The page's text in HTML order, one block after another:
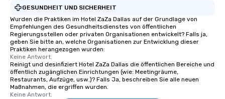
GESUNDHEIT UND SICHERHEIT
Wurden die Praktiken im Hotel ZaZa Dallas auf der Grundlage von
Empfehlungen des Gesundheitsdienstes von öffentlichen
Regierungsstellen oder privaten Organisationen entwickelt? Falls ja,
geben Sie bitte an, welche Organisationen zur Entwicklung dieser
Praktiken herangezogen wurden:
Keine Antwort.
Reinigt und desinfiziert Hotel ZaZa Dallas die öffentlichen Bereiche und
öffentlich zugänglichen Einrichtungen (wie: Meetingräume,
Restaurants, Aufzüge, usw.)? Falls Ja, beschreiben Sie alle neuen
Maßnahmen, die ergriffen wurden.
Keine Antwort.